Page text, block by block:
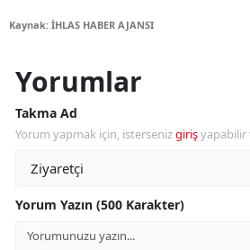
Kaynak: İHLAS HABER AJANSI
Yorumlar
Takma Ad
Yorum yapmak için, istersenizgirişyapabilir
Yorum Yazın (500 Karakter)